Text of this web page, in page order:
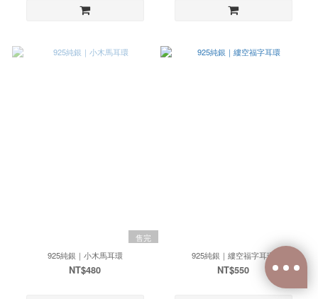
售完
925純銀｜小木馬耳環
NT$480
925純銀｜縷空福字耳環
NT$550